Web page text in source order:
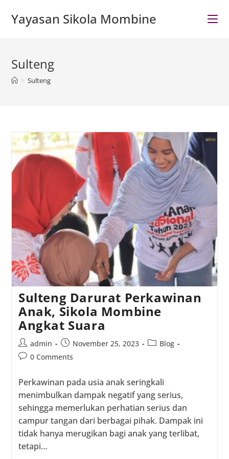
Yayasan Sikola Mombine
Sulteng
> Sulteng
Sulteng Darurat Perkawinan
Anak, Sikola Mombine
Angkat Suara
Post
author:
admin
Post
published:
November 25, 2023
PostBlog
Post0 Comments
Perkawinan pada usia anak seringkali
menimbulkan dampak negatif yang serius,
sehingga memerlukan perhatian serius dan
campur tangan dari berbagai pihak. Dampak ini
tidak hanya merugikan bagi anak yang terlibat,
tetapi…